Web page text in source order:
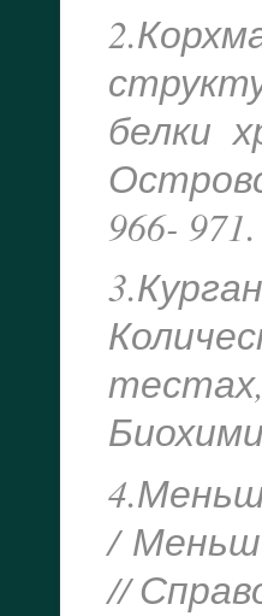
белки
966- 971.
/
//